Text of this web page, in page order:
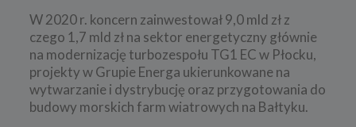
W 2020 r. koncern zainwestował 9,0 mld zł z
czego 1,7 mld zł na sektor energetyczny głównie
na modernizację turbozespołu TG1 EC w Płocku,
projekty w Grupie Energa ukierunkowane na
wytwarzanie i dystrybucję oraz przygotowania do
budowy morskich farm wiatrowych na Bałtyku.